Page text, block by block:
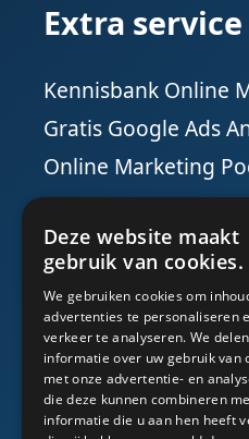
Extra service
Kennisbank Online
Gratis Google Ads
Online Marketing
Social Media
Deze website maakt
gebruik van cookies.
We gebruiken cookies om
advertenties te personaliseren
verkeer te analyseren. We
informatie over uw gebruik van
met onze advertentie- en
die deze kunnen combineren
informatie die u aan hen heeft